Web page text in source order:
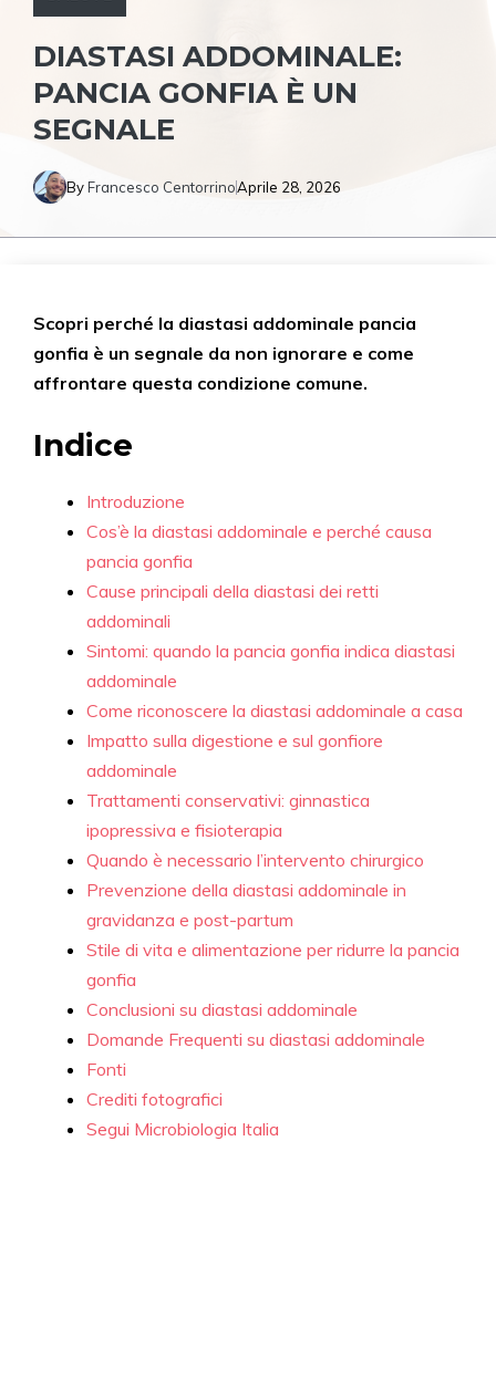
DIASTASI ADDOMINALE:
PANCIA GONFIA È UN
SEGNALE
ByFrancesco CentorrinoAprile 28, 2026
Scopri perché la diastasi addominale pancia
gonfia è un segnale da non ignorare e come
affrontare questa condizione comune.
Indice
Introduzione
Cos’è la diastasi addominale e perché causa
pancia gonfia
Cause principali della diastasi dei retti
addominali
Sintomi: quando la pancia gonfia indica diastasi
addominale
Come riconoscere la diastasi addominale a casa
Impatto sulla digestione e sul gonfiore
addominale
Trattamenti conservativi: ginnastica
ipopressiva e fisioterapia
Quando è necessario l’intervento chirurgico
Prevenzione della diastasi addominale in
gravidanza e post-partum
Stile di vita e alimentazione per ridurre la pancia
gonfia
Conclusioni su diastasi addominale
Domande Frequenti su diastasi addominale
Fonti
Crediti fotografici
Segui Microbiologia Italia